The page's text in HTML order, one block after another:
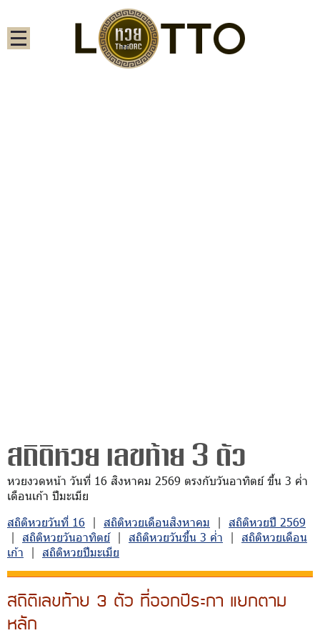
สถิติหวย เลขท้าย 3 ตัว
หวยงวดหน้า วันที่ 16 สิงหาคม 2569 ตรงกับวันอาทิตย์ ขึ้น 3 ค่ำ
เดือนเก้า ปีมะเมีย
สถิติหวยวันที่ 16 | สถิติหวยเดือนสิงหาคม | สถิติหวยปี 2569
| สถิติหวยวันอาทิตย์| สถิติหวยวันขึ้น 3 ค่ำ | สถิติหวยเดือน
เก้า | สถิติหวยปีมะเมีย
สถิติเลขท้าย 3 ตัว ที่ออกปีระกา แยกตาม
หลัก